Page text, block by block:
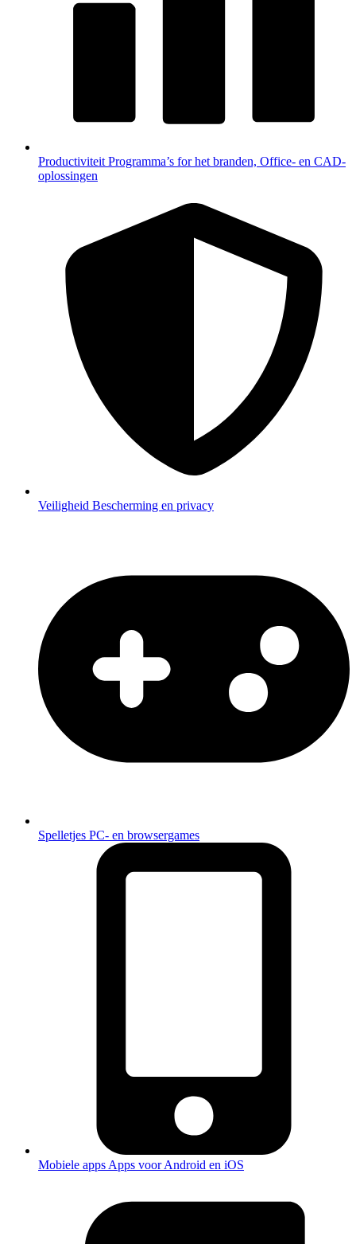
Productiviteit Programma’s for het branden, Office- en CAD-
oplossingen
Veiligheid Bescherming en privacy
Spelletjes PC- en browsergames
Mobiele apps Apps voor Android en iOS